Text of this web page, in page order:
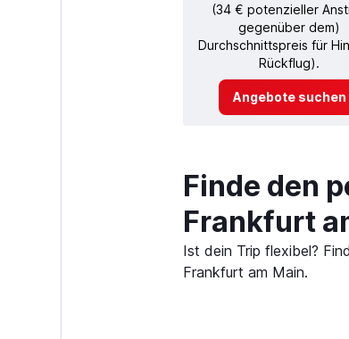
(34 € potenzieller
gegenüber dem)
Durchschnittspreis für
Rückflug).
Angebote suchen
Finde den
Frankfurt
Ist dein Trip flexibel?
Frankfurt am Main.